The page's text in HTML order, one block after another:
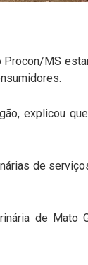
MS
explicou
de
de